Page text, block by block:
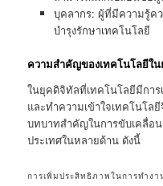
บุคลากร: ผู้ที่มีความรู้ค
บำรุงรักษาเทคโนโลยี
ความสำคัญของเทคโนโลยีใ
ในยุคดิจิทัลที่เทคโนโลยีมีการ
และทำความเข้าใจเทคโนโล
บทบาทสำคัญในการขับเคลื่อ
ประเทศในหลายด้าน ดังนี้
การเพิ่มประสิทธิภาพในการทำงา